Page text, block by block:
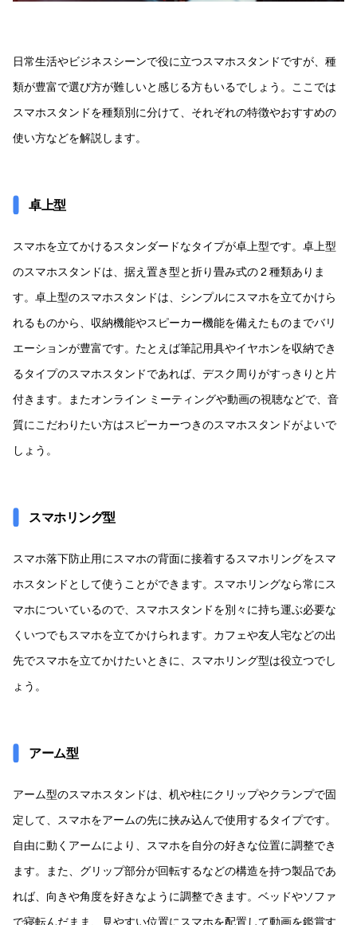
日常生活やビジネスシーンで役に立つスマホスタンドですが、種
類が豊富で選び方が難しいと感じる方もいるでしょう。ここでは
スマホスタンドを種類別に分けて、それぞれの特徴やおすすめの
使い方などを解説します。
卓上型
スマホを立てかけるスタンダードなタイプが卓上型です。卓上型
のスマホスタンドは、据え置き型と折り畳み式の 2 種類ありま
す。卓上型のスマホスタンドは、シンプルにスマホを立てかけら
れるものから、収納機能やスピーカー機能を備えたものまでバリ
エーションが豊富です。たとえば筆記用具やイヤホンを収納でき
るタイプのスマホスタンドであれば、デスク周りがすっきりと片
付きます。またオンライン ミーティングや動画の視聴などで、音
質にこだわりたい方はスピーカーつきのスマホスタンドがよいで
しょう。
スマホリング型
スマホ落下防止用にスマホの背面に接着するスマホリングをスマ
ホスタンドとして使うことができます。スマホリングなら常にス
マホについているので、スマホスタンドを別々に持ち運ぶ必要な
くいつでもスマホを立てかけられます。カフェや友人宅などの出
先でスマホを立てかけたいときに、スマホリング型は役立つでし
ょう。
アーム型
アーム型のスマホスタンドは、机や柱にクリップやクランプで固
定して、スマホをアームの先に挟み込んで使用するタイプです。
自由に動くアームにより、スマホを自分の好きな位置に調整でき
ます。また、グリップ部分が回転するなどの構造を持つ製品であ
れば、向きや角度を好きなように調整できます。ベッドやソファ
で寝転んだまま、見やすい位置にスマホを配置して動画を鑑賞す